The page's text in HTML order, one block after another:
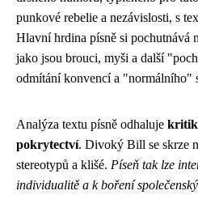
punkové rebelie a nezávislosti, s
Hlavní hrdina písně si pochutnává
jako jsou brouci, myši a další
odmítání konvencí a "normálního"
Analýza textu písně odhaluje
pokrytectví. Divoký Bill se skrze
stereotypů a klišé. Píseň tak lze
individualitě a k boření